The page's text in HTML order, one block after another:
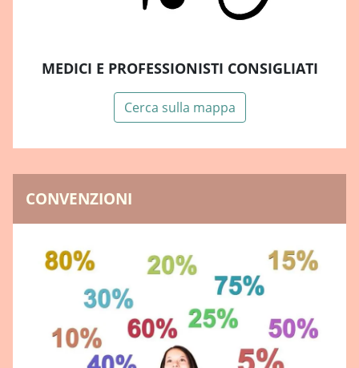
MEDICI E PROFESSIONISTI CONSIGLIATI
Cerca sulla mappa
CONVENZIONI